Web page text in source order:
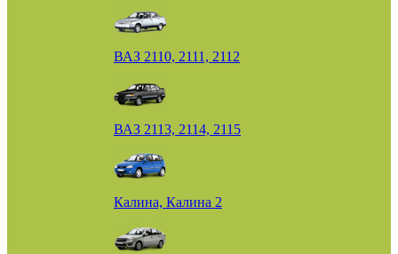
ВАЗ 2110, 2111, 2112
ВАЗ 2113, 2114, 2115
Калина, Калина 2